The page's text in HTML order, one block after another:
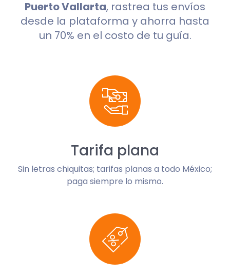
Puerto Vallarta, rastrea tus envíos
desde la plataforma y ahorra hasta
un 70% en el costo de tu guía.
Tarifa plana
Sin letras chiquitas; tarifas planas a todo México;
paga siempre lo mismo.